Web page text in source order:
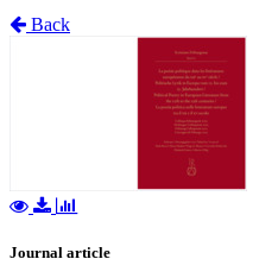
Back
Journal article